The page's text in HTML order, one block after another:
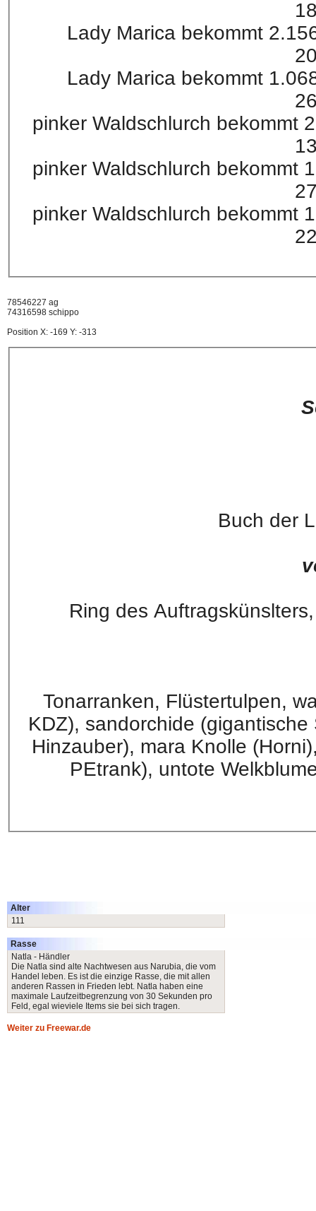
Lady Marica bekommt
Lady Marica bekommt
pinker Waldschlurch bekommt
pinker Waldschlurch bekommt
pinker Waldschlurch bekommt
78546227 ag
74316598 schippo
Position X: -169 Y: -313
Buch der
Ring des
Tonarranken, Flüstertulpen,
KDZ), sandorchide
Hinzauber), mara Knolle
PEtrank), untote
Alter
111
Rasse
Natla - Händler
Die Natla sind alte Nachtwesen aus Narubia, die vom
Handel leben. Es ist die einzige Rasse, die mit allen
anderen Rassen in Frieden lebt. Natla haben eine
maximale Laufzeitbegrenzung von 30 Sekunden pro
Feld, egal wieviele Items sie bei sich tragen.
Weiter zu Freewar.de